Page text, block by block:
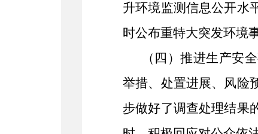
升环境监测信息公开水
时公布重特大突发环境
（四）推进生产安
举措、处置进展、风险
步做好了调查处理结果